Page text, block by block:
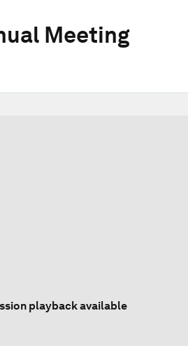
Meeting
playback available